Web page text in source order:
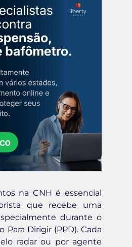
na CNH é essencial
que recebe uma
durante o
Para Dirigir (PPD). Cada
radar ou por agente